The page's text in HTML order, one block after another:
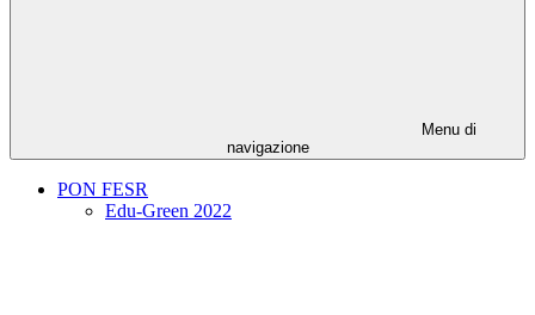
Menu di
navigazione
PON FESR
Edu-Green 2022